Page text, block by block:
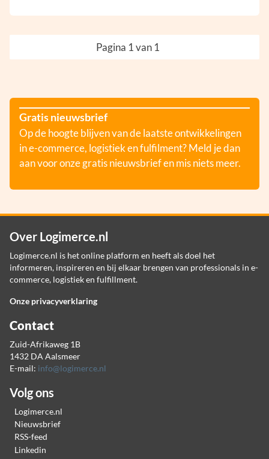
Pagina 1 van 1
Gratis nieuwsbrief
Op de hoogte blijven van de laatste ontwikkelingen
in e-commerce, logistiek en fulfilment? Meld je dan
aan voor onze gratis nieuwsbrief en mis niets meer.
Over Logimerce.nl
Logimerce.nl is het online platform en heeft als doel het
informeren, inspireren en bij elkaar brengen van professionals in e-
commerce, logistiek en fulfillment.
Onze privacyverklaring
Contact
Zuid-Afrikaweg 1B
1432 DA Aalsmeer
E-mail: info@logimerce.nl
Volg ons
Logimerce.nl
Nieuwsbrief
RSS-feed
Linkedin